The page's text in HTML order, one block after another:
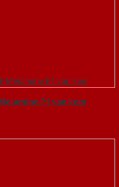
P1 van kem